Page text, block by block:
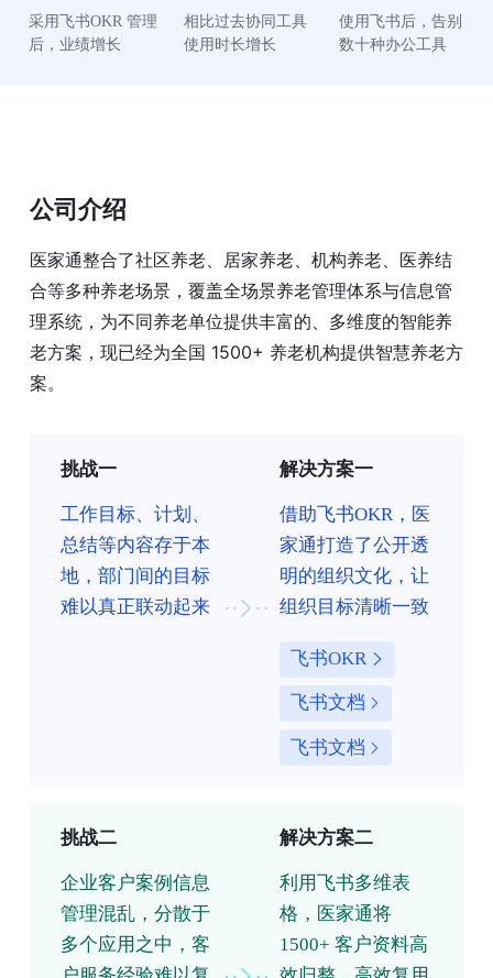
采用飞书OKR 管理
后，业绩增长
相比过去协同工具
使用时长增长
使用飞书后，告别
数十种办公工具
公司介绍
医家通整合了社区养老、居家养老、机构养老、医养结
合等多种养老场景，覆盖全场景养老管理体系与信息管
理系统，为不同养老单位提供丰富的、多维度的智能养
老方案，现已经为全国 1500+ 养老机构提供智慧养老方
案。
挑战一
工作目标、计划、
总结等内容存于本
地，部门间的目标
难以真正联动起来
解决方案一
借助飞书OKR，医
家通打造了公开透
明的组织文化，让
组织目标清晰一致
飞书OKR
飞书文档
飞书文档
挑战二
企业客户案例信息
管理混乱，分散于
多个应用之中，客
解决方案二
利用飞书多维表
格，医家通将
1500+ 客户资料高